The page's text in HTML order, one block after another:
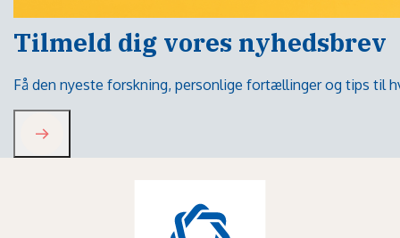
Tilmeld dig vores nyhedsbrev
Få den nyeste forskning, personlige fortællinger og tips til